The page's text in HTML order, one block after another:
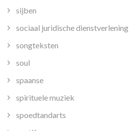
sijben
sociaal juridische dienstverlening
songteksten
soul
spaanse
spirituele muziek
spoedtandarts